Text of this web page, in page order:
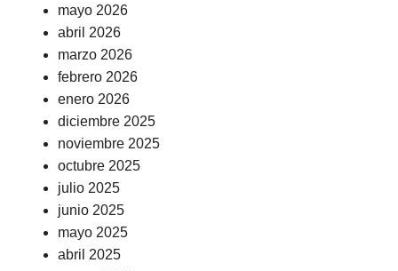
mayo 2026
abril 2026
marzo 2026
febrero 2026
enero 2026
diciembre 2025
noviembre 2025
octubre 2025
julio 2025
junio 2025
mayo 2025
abril 2025